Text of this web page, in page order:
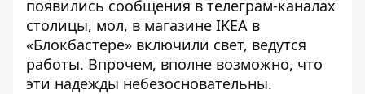
появились сообщения в телеграм-каналах
столицы, мол, в магазине IKEA в
«Блокбастере» включили свет, ведутся
работы. Впрочем, вполне возможно, что
эти надежды небезосновательны.